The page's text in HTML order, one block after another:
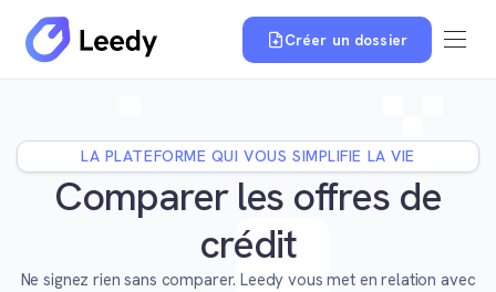
Créer un dossier
LA PLATEFORME QUI VOUS SIMPLIFIE LA VIE
Comparer les offres de
crédit
Ne signez rien sans comparer. Leedy vous met en relation avec